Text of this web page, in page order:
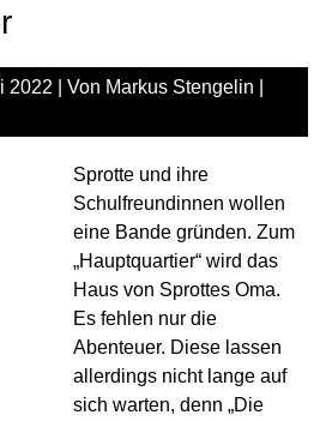
2022 | Von Markus Stengelin
Sprotte und ihre
Schulfreundinnen wollen
eine Bande gründen. Zum
„Hauptquartier“ wird das
Haus von Sprottes Oma.
Es fehlen nur die
Abenteuer. Diese lassen
allerdings nicht lange auf
sich warten, denn „Die